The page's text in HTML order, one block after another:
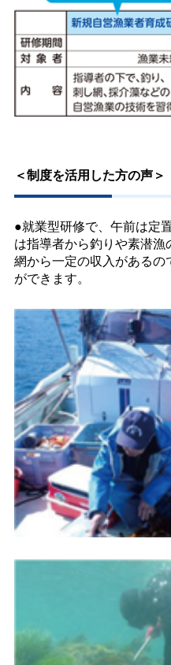
＜制度を活用した方の声＞
●就業型研修で、午前は定
は指導者から釣りや素潜
網から一定の収入があるの
ができます。